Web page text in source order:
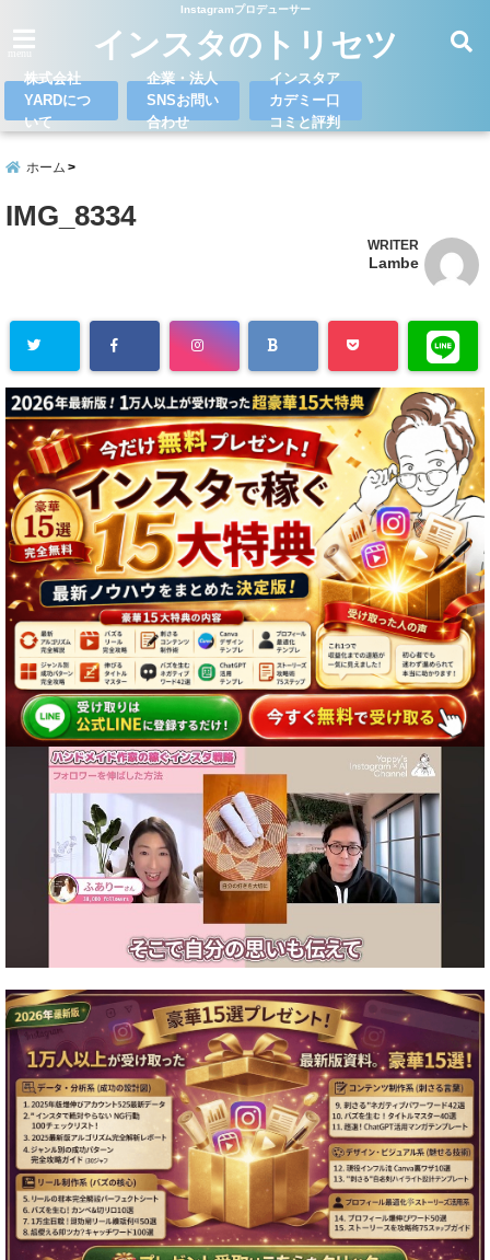
Instagramプロデューサー
インスタのトリセツ
株式会社
YARDにつ
いて
企業・法人
SNSお問い
合わせ
インスタア
カデミー口
コミと評判
ホーム
IMG_8334
WRITER
Lambe